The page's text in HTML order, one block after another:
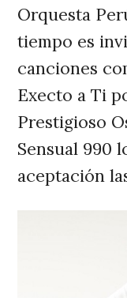
Orquesta
tiempo es
canciones
Execto a Ti
Prestigioso
Sensual 990
aceptación